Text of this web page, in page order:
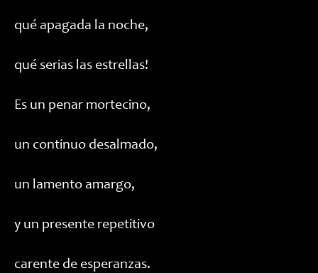
qué apagada la noche,
qué serias las estrellas!
Es un penar mortecino,
un continuo desalmado,
un lamento amargo,
y un presente repetitivo
carente de esperanzas.